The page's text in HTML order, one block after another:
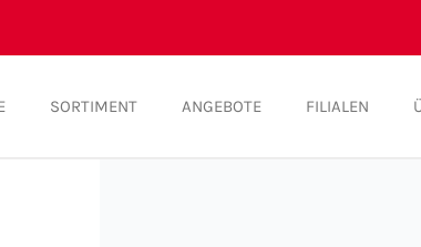
SORTIMENT ANGEBOTE FILIALEN